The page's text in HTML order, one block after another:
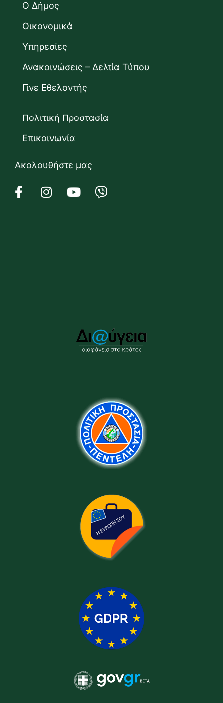
Ο Δήμος
Οικονομικά
Υπηρεσίες
Ανακοινώσεις – Δελτία Τύπου
Γίνε Εθελοντής
Πολιτική Προστασία
Επικοινωνία
Ακολουθήστε μας